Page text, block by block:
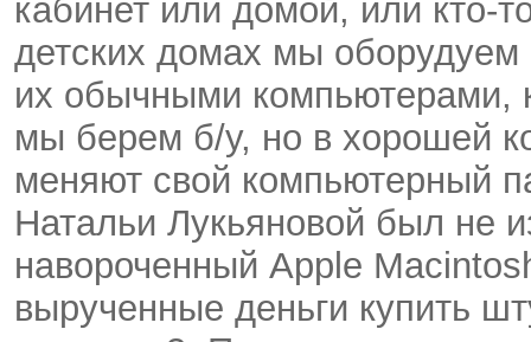
кабинет или домой, или кто-
детских домах мы
их обычными компьютерами,
мы берем б/у, но в хорошей
меняют свой компьютерный
Натальи Лукьяновой был не
навороченный Apple
вырученные деньги купить